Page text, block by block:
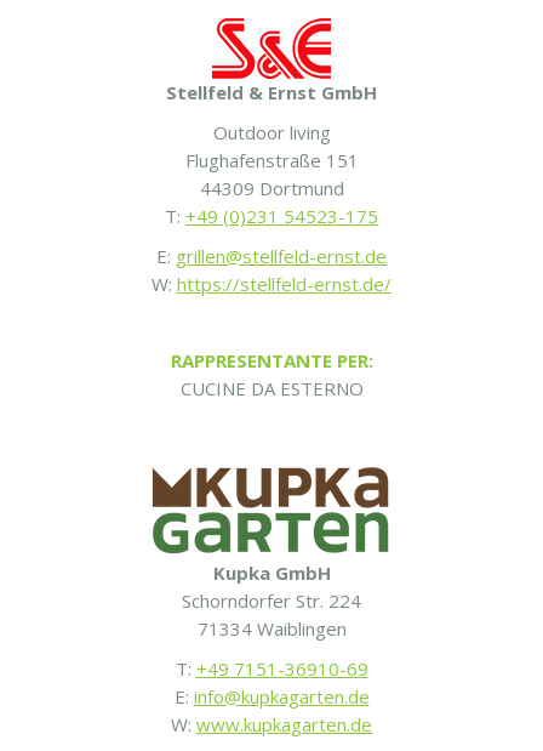
Stellfeld & Ernst GmbH
Outdoor living
Flughafenstraße 151
44309 Dortmund
T: +49 (0)231 54523-175
E: grillen@stellfeld-ernst.de
W: https://stellfeld-ernst.de/
RAPPRESENTANTE PER:
CUCINE DA ESTERNO
Kupka GmbH
Schorndorfer Str. 224
71334 Waiblingen
T: +49 7151-36910-69
E: info@kupkagarten.de
W: www.kupkagarten.de